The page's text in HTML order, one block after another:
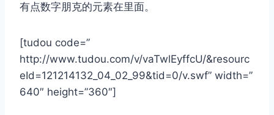
有点数字朋克的元素在里面。
[tudou code=”
http://www.tudou.com/v/vaTwlEyffcU/&resourc
eId=121214132_04_02_99&tid=0/v.swf” width=”
640″ height=”360″]